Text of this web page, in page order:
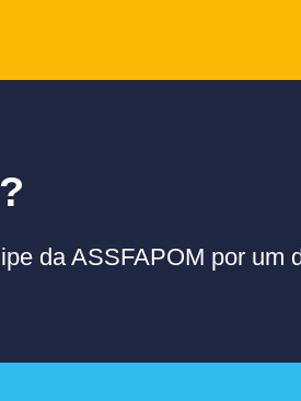
da ASSFAPOM por um